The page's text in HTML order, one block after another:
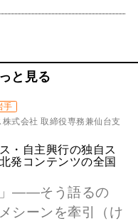
と見る
手
株式会社 取締役専務兼仙台支
・自主興行の独自ス
発コンテンツの全国
」――そう語るの
シーンを牽引（け